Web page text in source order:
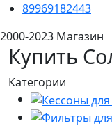
89969182443
2000-2023 Магазин
Купить
Категории